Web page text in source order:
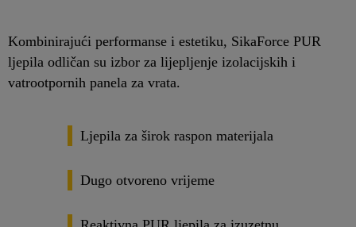
Kombinirajući performanse i estetiku, SikaForce PUR
ljepila odličan su izbor za lijepljenje izolacijskih i
vatrootpornih panela za vrata.
Ljepila za širok raspon materijala
Dugo otvoreno vrijeme